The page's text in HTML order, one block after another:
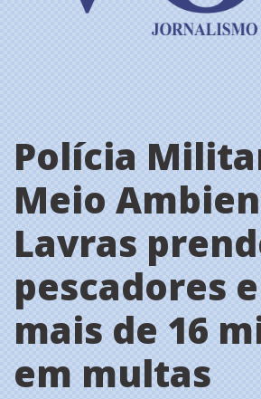
Polícia
Meio
Lavras
pescadores
mais de 16
em multas